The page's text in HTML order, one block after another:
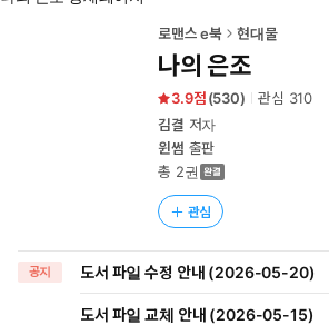
로맨스 e북 현대물
나의 은조
3.9 (530) 관심 310
김결 저자
윈썸 출판
총 2권
관심
공지 도서 파일 수정 안내 (2026-05-20)
도서 파일 교체 안내 (2026-05-15)